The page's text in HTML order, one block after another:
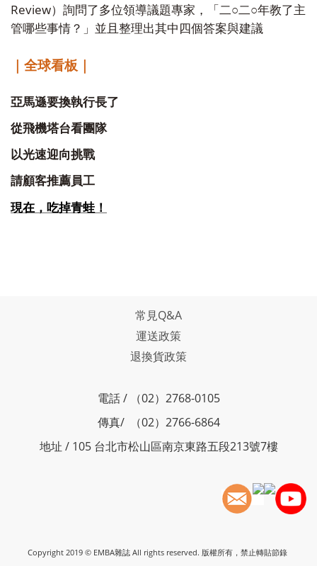
Review）詢問了多位領導議題專家，「二○二○年教了主
管哪些事情？」並且整理出其中四個答案與建議
｜全球看板｜
亞馬遜要換執行長了
從飛機塔台看團隊
以光速迎向挑戰
請顧客推薦員工
現在，吃掉青蛙！
常見Q&A
運送政策
退換貨政策
電話 / （02）2768-0105
傳真/ （02）2766-6864
地址 / 105 台北市松山區南京東路五段213號7樓
Copyright 2019 © EMBA雜誌 All rights reserved. 版權所有，禁止轉貼節錄